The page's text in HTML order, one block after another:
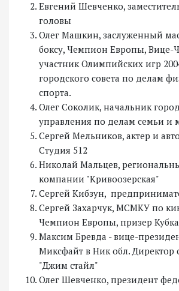
Евгений Шевченко,
головы
Олег Машкин, заслуженный
боксу, Чемпион Европы,
участник Олимпийских игр
городского совета по делам
спорта.
Олег Соколик, начальник
управления по делам семьи и
Сергей Мельников, актер и
Студия 512
Николай Мальцев,
компании "Кривоозерская"
Сергей Кибзун,
Сергей Захарчук, МСМКУ по
Чемпион Европы, призер
Максим Бревда - вице-
Миксфайт в Ник обл. Директор
"Джим стайл"
Олег Шевченко, президент